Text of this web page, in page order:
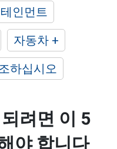
인먼트
자동차 +
하십시오
려면 이 5
야 합니다